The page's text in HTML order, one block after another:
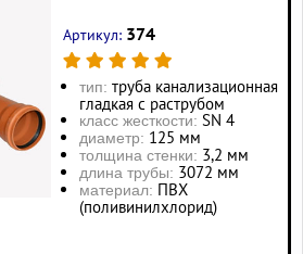
Артикул: 374
тип: труба канализационная
гладкая с раструбом
класс жесткости: SN 4
диаметр: 125 мм
толщина стенки: 3,2 мм
длина трубы: 3072 мм
материал: ПВХ
(поливинилхлорид)